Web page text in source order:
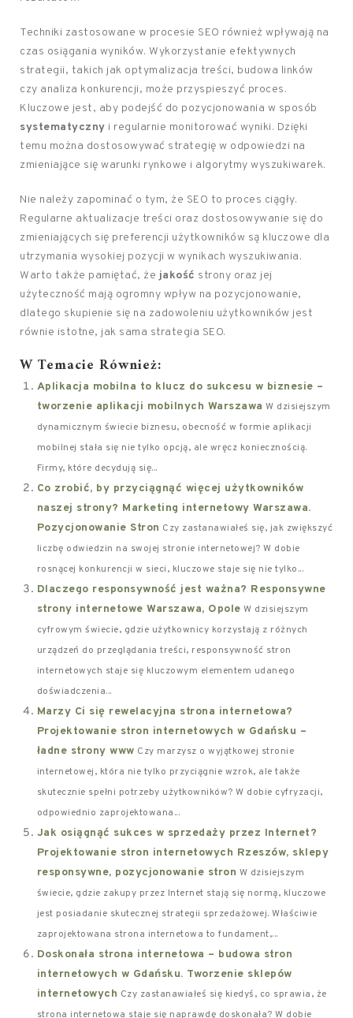
Techniki zastosowane w procesie SEO również wpływają na
czas osiągania wyników. Wykorzystanie efektywnych
strategii, takich jak optymalizacja treści, budowa linków
czy analiza konkurencji, może przyspieszyć proces.
Kluczowe jest, aby podejść do pozycjonowania w sposób
systematyczny i regularnie monitorować wyniki. Dzięki
temu można dostosowywać strategię w odpowiedzi na
zmieniające się warunki rynkowe i algorytmy wyszukiwarek.
Nie należy zapominać o tym, że SEO to proces ciągły.
Regularne aktualizacje treści oraz dostosowywanie się do
zmieniających się preferencji użytkowników są kluczowe dla
utrzymania wysokiej pozycji w wynikach wyszukiwania.
Warto także pamiętać, że jakość strony oraz jej
użyteczność mają ogromny wpływ na pozycjonowanie,
dlatego skupienie się na zadowoleniu użytkowników jest
równie istotne, jak sama strategia SEO.
W Temacie Również:
Aplikacja mobilna to klucz do sukcesu w biznesie –
tworzenie aplikacji mobilnych Warszawa W dzisiejszym
dynamicznym świecie biznesu, obecność w formie aplikacji
mobilnej stała się nie tylko opcją, ale wręcz koniecznością.
Firmy, które decydują się...
Co zrobić, by przyciągnąć więcej użytkowników
naszej strony? Marketing internetowy Warszawa.
Pozycjonowanie Stron Czy zastanawiałeś się, jak zwiększyć
liczbę odwiedzin na swojej stronie internetowej? W dobie
rosnącej konkurencji w sieci, kluczowe staje się nie tylko...
Dlaczego responsywność jest ważna? Responsywne
strony internetowe Warszawa, Opole W dzisiejszym
cyfrowym świecie, gdzie użytkownicy korzystają z różnych
urządzeń do przeglądania treści, responsywność stron
internetowych staje się kluczowym elementem udanego
doświadczenia...
Marzy Ci się rewelacyjna strona internetowa?
Projektowanie stron internetowych w Gdańsku –
ładne strony www Czy marzysz o wyjątkowej stronie
internetowej, która nie tylko przyciągnie wzrok, ale także
skutecznie spełni potrzeby użytkowników? W dobie cyfryzacji,
odpowiednio zaprojektowana...
Jak osiągnąć sukces w sprzedaży przez Internet?
Projektowanie stron internetowych Rzeszów, sklepy
responsywne, pozycjonowanie stron W dzisiejszym
świecie, gdzie zakupy przez Internet stają się normą, kluczowe
jest posiadanie skutecznej strategii sprzedażowej. Właściwie
zaprojektowana strona internetowa to fundament,...
Doskonała strona internetowa – budowa stron
internetowych w Gdańsku. Tworzenie sklepów
internetowych Czy zastanawiałeś się kiedyś, co sprawia, że
strona internetowa staje się naprawdę doskonała? W dobie